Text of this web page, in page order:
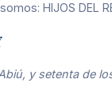
HIJOS DEL
y setenta de